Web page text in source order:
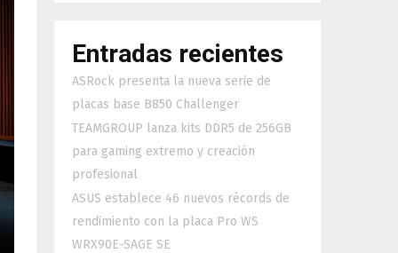
Entradas recientes
ASRock presenta la nueva serie de
placas base B850 Challenger
TEAMGROUP lanza kits DDR5 de 256GB
para gaming extremo y creación
profesional
ASUS establece 46 nuevos récords de
rendimiento con la placa Pro WS
WRX90E-SAGE SE